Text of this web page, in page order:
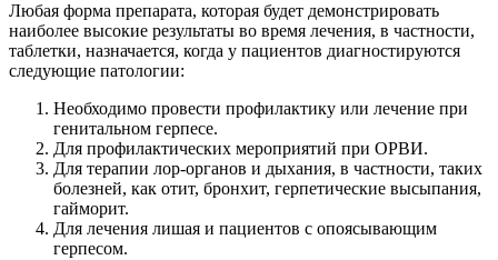
Любая форма препарата, которая будет демонстрировать
наиболее высокие результаты во время лечения, в частности,
таблетки, назначается, когда у пациентов диагностируются
следующие патологии:
Необходимо провести профилактику или лечение при
генитальном герпесе.
Для профилактических мероприятий при ОРВИ.
Для терапии лор-органов и дыхания, в частности, таких
болезней, как отит, бронхит, герпетические высыпания,
гайморит.
Для лечения лишая и пациентов с опоясывающим
герпесом.